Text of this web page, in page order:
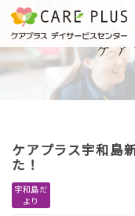
こんな方に
おすすめ
一日体験
ケアプラス宇和島
た！
宇和島だ
より